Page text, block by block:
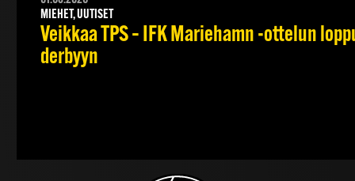
MIEHET, UUTISET
Veikkaa TPS – IFK Mariehamn -ottelun
derbyyn